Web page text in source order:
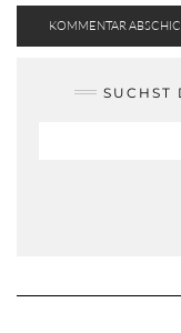
SUCHST